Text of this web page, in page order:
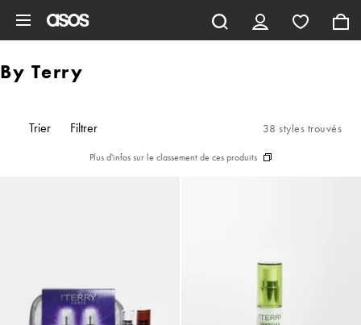
By Terry
Trier Filtrer 38 styles trouvés
Plus d'infos sur le classement de ces produits